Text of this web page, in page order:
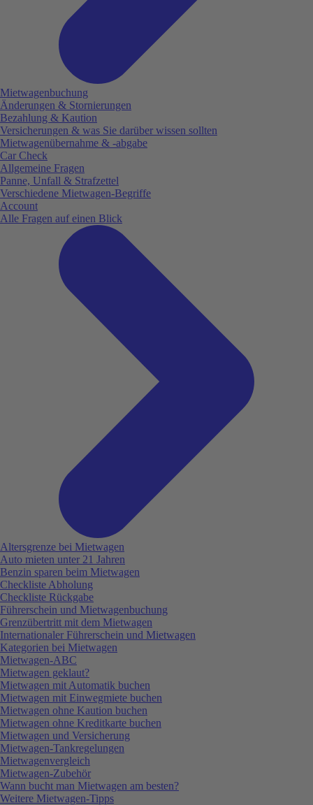
Mietwagenbuchung
Änderungen & Stornierungen
Bezahlung & Kaution
Versicherungen & was Sie darüber wissen sollten
Mietwagenübernahme & -abgabe
Car Check
Allgemeine Fragen
Panne, Unfall & Strafzettel
Verschiedene Mietwagen-Begriffe
Account
Alle Fragen auf einen Blick
Altersgrenze bei Mietwagen
Auto mieten unter 21 Jahren
Benzin sparen beim Mietwagen
Checkliste Abholung
Checkliste Rückgabe
Führerschein und Mietwagenbuchung
Grenzübertritt mit dem Mietwagen
Internationaler Führerschein und Mietwagen
Kategorien bei Mietwagen
Mietwagen-ABC
Mietwagen geklaut?
Mietwagen mit Automatik buchen
Mietwagen mit Einwegmiete buchen
Mietwagen ohne Kaution buchen
Mietwagen ohne Kreditkarte buchen
Mietwagen und Versicherung
Mietwagen-Tankregelungen
Mietwagenvergleich
Mietwagen-Zubehör
Wann bucht man Mietwagen am besten?
Weitere Mietwagen-Tipps